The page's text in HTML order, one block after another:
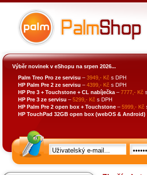
Výběr novinek v eShopu na srpen 2026...
Palm Treo Pro ze servisu – 3949,- Kč s DPH
HP Palm Pre 2 ze servisu – 4399,- Kč s DPH
HP Pre 3 + Touchstone + CL nabíječka – 7777,- Kč
HP Pre 3 ze servisu – 5299,- Kč s DPH
HP Palm Pre 2 open box + Touchstone – 5999,- Kč
HP TouchPad 32GB open box (webOS & Android)